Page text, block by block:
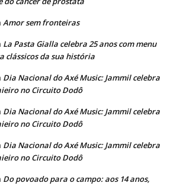
Amor sem fronteiras
La Pasta Gialla celebra 25 anos com menu
clássicos da sua história
Dia Nacional do Axé Music: Jammil celebra
no Circuito Dodô
Dia Nacional do Axé Music: Jammil celebra
no Circuito Dodô
Dia Nacional do Axé Music: Jammil celebra
no Circuito Dodô
Do povoado para o campo: aos 14 anos,